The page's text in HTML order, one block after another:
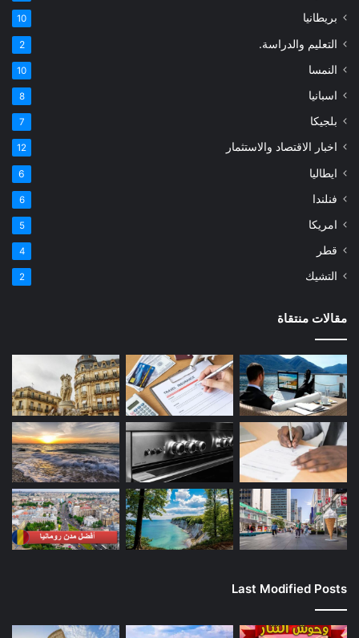
بريطانيا 10
التعليم والدراسة. 2
النمسا 10
اسبانيا 8
بلجيكا 7
اخبار الاقتصاد والاستثمار 12
ايطاليا 6
فنلندا 6
امريكا 5
قطر 4
التشيك 2
مقالات منتقاة
Last Modified Posts